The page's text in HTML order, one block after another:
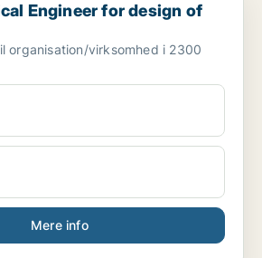
Engineer for design of
organisation/virksomhed i 2300
Mere info